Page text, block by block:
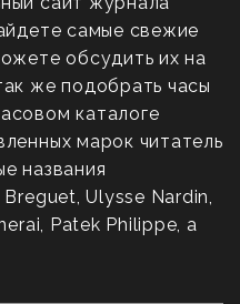
самые свежие
обсудить их на
же подобрать часы
каталоге
марок читатель
названия
Ulysse Nardin,
Patek Philippe, а